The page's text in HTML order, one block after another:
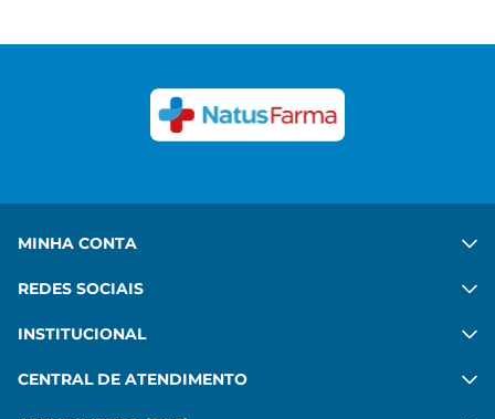
Congue felis aenean mauris sed platea diam. Porta
commodo, imperdiet sit pharetra mattis leo amet.
MINHA CONTA
REDES SOCIAIS
INSTITUCIONAL
CENTRAL DE ATENDIMENTO